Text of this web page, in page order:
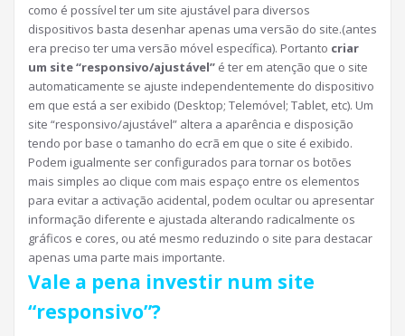
como é possível ter um site ajustável para diversos
dispositivos basta desenhar apenas uma versão do site.(antes
era preciso ter uma versão móvel específica). Portanto criar
um site “responsivo/ajustável” é ter em atenção que o site
automaticamente se ajuste independentemente do dispositivo
em que está a ser exibido (Desktop; Telemóvel; Tablet, etc). Um
site “responsivo/ajustável” altera a aparência e disposição
tendo por base o tamanho do ecrã em que o site é exibido.
Podem igualmente ser configurados para tornar os botões
mais simples ao clique com mais espaço entre os elementos
para evitar a activação acidental, podem ocultar ou apresentar
informação diferente e ajustada alterando radicalmente os
gráficos e cores, ou até mesmo reduzindo o site para destacar
apenas uma parte mais importante.
Vale a pena investir num site
“responsivo”?